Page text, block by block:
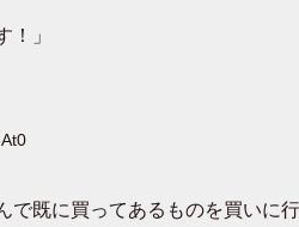
」
に買ってあるものを買いに